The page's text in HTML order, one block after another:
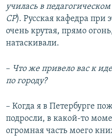
училась в
СР). Русская кафедра при
очень крутая, прямо
натаскивали.
– Что же привело вас к
по городу?
– Когда я в Петербурге
подросли, в какой-то
огромная часть моего